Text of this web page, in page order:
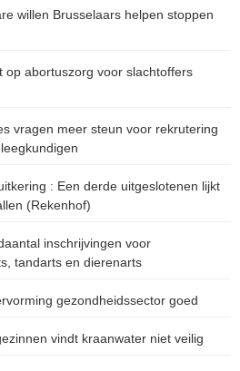
willen Brusselaars helpen stoppen
op abortuszorg voor slachtoffers
vragen meer steun voor rekrutering
: Een derde uitgeslotenen lijkt
(Rekenhof)
inschrijvingen voor
tandarts en dierenarts
gezondheidssector goed
vindt kraanwater niet veilig